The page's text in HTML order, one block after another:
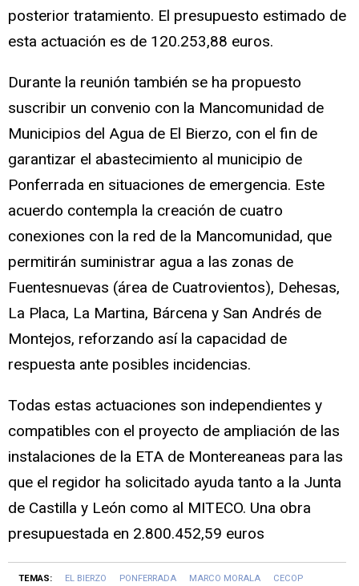
posterior tratamiento. El presupuesto estimado de
esta actuación es de 120.253,88 euros.
Durante la reunión también se ha propuesto
suscribir un convenio con la Mancomunidad de
Municipios del Agua de El Bierzo, con el fin de
garantizar el abastecimiento al municipio de
Ponferrada en situaciones de emergencia. Este
acuerdo contempla la creación de cuatro
conexiones con la red de la Mancomunidad, que
permitirán suministrar agua a las zonas de
Fuentesnuevas (área de Cuatrovientos), Dehesas,
La Placa, La Martina, Bárcena y San Andrés de
Montejos, reforzando así la capacidad de
respuesta ante posibles incidencias.
Todas estas actuaciones son independientes y
compatibles con el proyecto de ampliación de las
instalaciones de la ETA de Montereaneas para las
que el regidor ha solicitado ayuda tanto a la Junta
de Castilla y León como al MITECO. Una obra
presupuestada en 2.800.452,59 euros
TEMAS: EL BIERZO PONFERRADA MARCO MORALA
CECOP